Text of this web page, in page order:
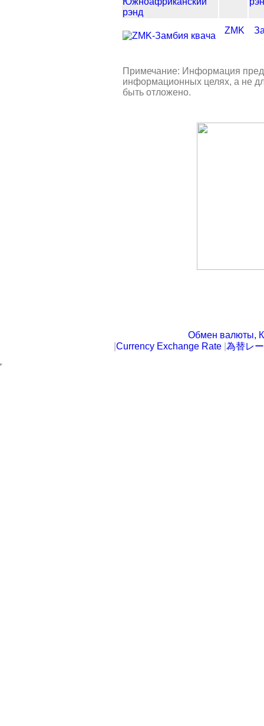
ZMK
Примечание: Информация
информационных целях, а не
быть отложено.
Обмен валюты,
Currency Exchange Rate 為替レ